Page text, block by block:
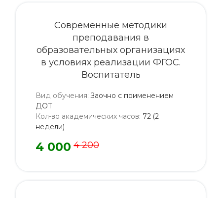
Современные методики
преподавания в
образовательных организациях
в условиях реализации ФГОС.
Воспитатель
Вид обучения: Заочно с применением
ДОТ
Кол-во академических часов: 72 (2
недели)
4 000 4 200